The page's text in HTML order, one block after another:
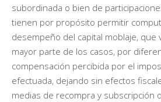
subordinada o bien de
tienen por propósito permitir
desempeño del capital moblaje, que
mayor parte de los casos, por
compensación percibida por el
efectuada, dejando sin efectos
medias de recompra y subscripción